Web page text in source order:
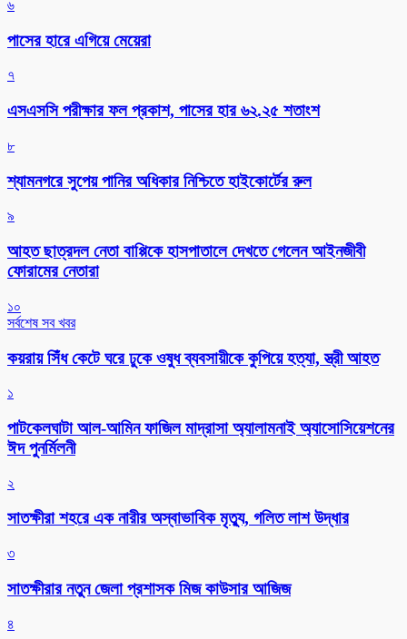
৬
পাসের হারে এগিয়ে মেয়েরা
৭
এসএসসি পরীক্ষার ফল প্রকাশ, পাসের হার ৬২.২৫ শতাংশ
৮
শ্যামনগরে সুপেয় পানির অধিকার নিশ্চিতে হাইকোর্টের রুল
৯
আহত ছাত্রদল নেতা বাপ্পিকে হাসপাতালে দেখতে গেলেন আইনজীবী
ফোরামের নেতারা
১০
সর্বশেষ সব খবর
কয়রায় সিঁধ কেটে ঘরে ঢুকে ওষুধ ব্যবসায়ীকে কুপিয়ে হত্যা, স্ত্রী আহত
১
পাটকেলঘাটা আল-আমিন ফাজিল মাদ্রাসা অ্যালামনাই অ্যাসোসিয়েশনের
ঈদ পুনর্মিলনী
২
সাতক্ষীরা শহরে এক নারীর অস্বাভাবিক মৃত্যু, গলিত লাশ উদ্ধার
৩
সাতক্ষীরার নতুন জেলা প্রশাসক মিজ কাউসার আজিজ
৪